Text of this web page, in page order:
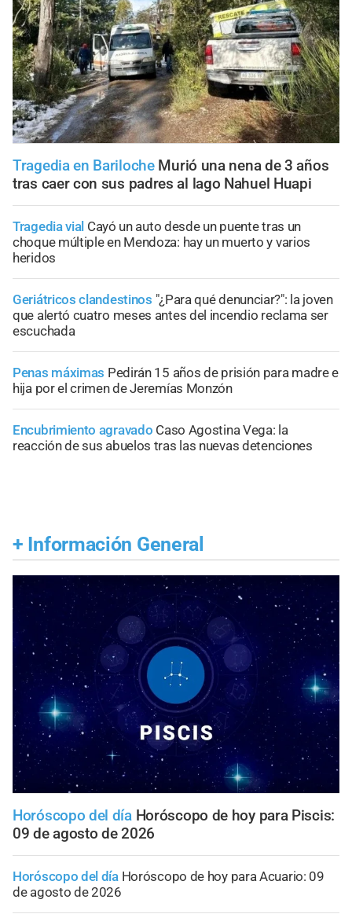
Tragedia en Bariloche Murió una nena de 3 años
tras caer con sus padres al lago Nahuel Huapi
Tragedia vial Cayó un auto desde un puente tras un
choque múltiple en Mendoza: hay un muerto y varios
heridos
Geriátricos clandestinos "¿Para qué denunciar?": la joven
que alertó cuatro meses antes del incendio reclama ser
escuchada
Penas máximas Pedirán 15 años de prisión para madre e
hija por el crimen de Jeremías Monzón
Encubrimiento agravado Caso Agostina Vega: la
reacción de sus abuelos tras las nuevas detenciones
+ Información General
Horóscopo del día Horóscopo de hoy para Piscis:
09 de agosto de 2026
Horóscopo del día Horóscopo de hoy para Acuario: 09
de agosto de 2026